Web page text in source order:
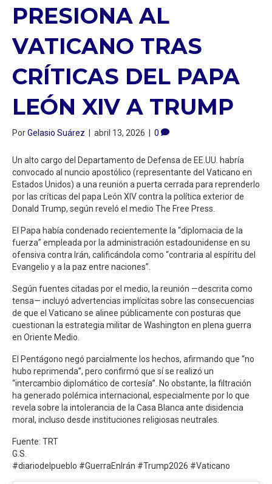
PRESIONA AL
VATICANO TRAS
CRÍTICAS DEL PAPA
LEÓN XIV A TRUMP
PorGelasio Suárez abril 13, 2026 0
Un alto cargo del Departamento de Defensa de EE.UU. habría
convocado al nuncio apostólico (representante del Vaticano en
Estados Unidos) a una reunión a puerta cerrada para reprenderlo
por las críticas del papa León XIV contra la política exterior de
Donald Trump, según reveló el medio The Free Press.
El Papa había condenado recientemente la “diplomacia de la
fuerza” empleada por la administración estadounidense en su
ofensiva contra Irán, calificándola como “contraria al espíritu del
Evangelio y a la paz entre naciones”.
Según fuentes citadas por el medio, la reunión —descrita como
tensa— incluyó advertencias implícitas sobre las consecuencias
de que el Vaticano se alinee públicamente con posturas que
cuestionan la estrategia militar de Washington en plena guerra
en Oriente Medio.
El Pentágono negó parcialmente los hechos, afirmando que “no
hubo reprimenda”, pero confirmó que sí se realizó un
“intercambio diplomático de cortesía”. No obstante, la filtración
ha generado polémica internacional, especialmente por lo que
revela sobre la intolerancia de la Casa Blanca ante disidencia
moral, incluso desde instituciones religiosas neutrales.
Fuente: TRT
G.S.
#diariodelpueblo #GuerraEnIrán #Trump2026 #Vaticano